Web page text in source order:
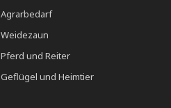
Agrarbedarf
Weidezaun
Pferd und Reiter
Geflügel und Heimtier